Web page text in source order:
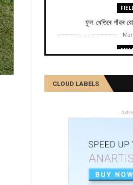
ফুল খেতিৰে গাঁৱৰ
একালৰ উগ্ৰপন্থী কবলিত
CLOUD LABELS
-